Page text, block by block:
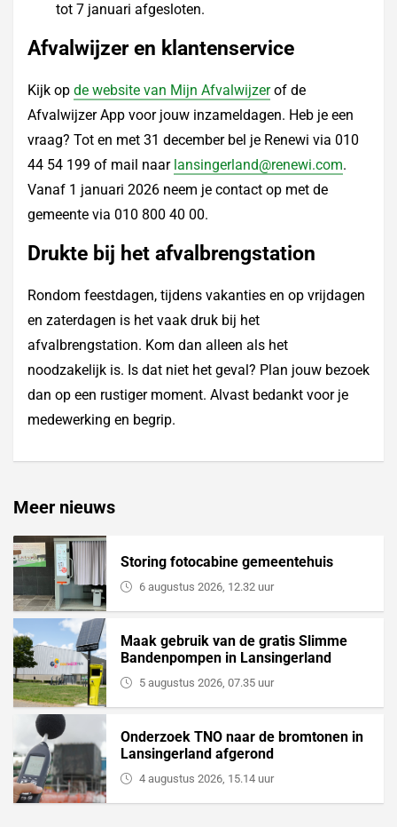
tot 7 januari afgesloten.
Afvalwijzer en klantenservice
Kijk op de website van Mijn Afvalwijzerof de
Afvalwijzer App voor jouw inzameldagen. Heb je een
vraag? Tot en met 31 december bel je Renewi via 010
44 54 199 of mail naar lansingerland@renewi.com.
Vanaf 1 januari 2026 neem je contact op met de
gemeente via 010 800 40 00.
Drukte bij het afvalbrengstation
Rondom feestdagen, tijdens vakanties en op vrijdagen
en zaterdagen is het vaak druk bij het
afvalbrengstation. Kom dan alleen als het
noodzakelijk is. Is dat niet het geval? Plan jouw bezoek
dan op een rustiger moment. Alvast bedankt voor je
medewerking en begrip.
Meer nieuws
Storing fotocabine gemeentehuis
6 augustus 2026, 12.32 uur
Maak gebruik van de gratis Slimme
Bandenpompen in Lansingerland
5 augustus 2026, 07.35 uur
Onderzoek TNO naar de bromtonen in
Lansingerland afgerond
4 augustus 2026, 15.14 uur